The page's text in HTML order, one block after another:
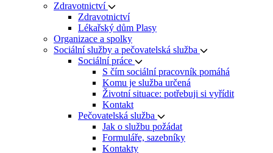
Zdravotnictví
Zdravotnictví
Lékařský dům Plasy
Organizace a spolky
Sociální služby a pečovatelská služba
Sociální práce
S čím sociální pracovník pomáhá
Komu je služba určená
Životní situace: potřebuji si vyřídit
Kontakt
Pečovatelská služba
Jak o službu požádat
Formuláře, sazebníky
Kontakty